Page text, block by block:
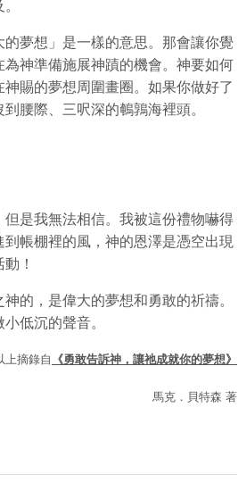
的夢想」是一樣的意思。那會讓你覺
神準備施展神蹟的機會。神要如何
賜的夢想周圍畫圈。如果你做好了
腰際、三呎深的鵪鶉海裡頭。
是我無法相信。我被這份禮物嚇得
帳棚裡的風，神的恩澤是憑空出現
！
的，是偉大的夢想和勇敢的祈禱。
低沉的聲音。
上摘錄自 《勇敢告訴神，讓祂成就你的夢想》
馬克．貝特森 著